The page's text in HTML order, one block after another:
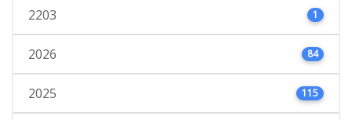
2203 1
2026 84
2025 115